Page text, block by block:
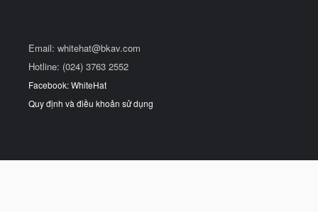
Email: whitehat@bkav.com
Hotline: (024) 3763 2552
Facebook: WhiteHat
Quy định và điều khoản sử dụng